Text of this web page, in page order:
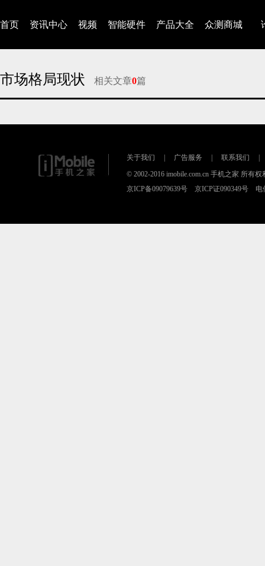
首页 资讯中心 视频 智能硬件 产品大全 众测商城
市场格局现状 相关文章0篇
关于我们 广告服务 联系我们
© 2002-2016 imobile.com.cn 手机之家 所有权
京ICP备09079639号 京ICP证090349号 电